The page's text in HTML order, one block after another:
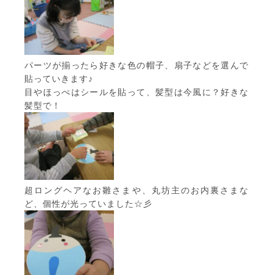
パーツが揃ったら好きな色の帽子、扇子などを選んで
貼っていきます♪
目やほっぺはシールを貼って、髪型は今風に？好きな
髪型で！
超ロングヘアなお雛さまや、丸坊主のお内裏さまな
ど、個性が光っていました☆彡